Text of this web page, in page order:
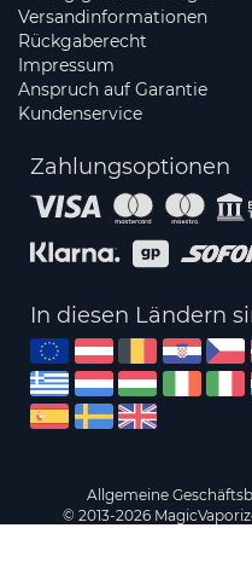
Versandinformationen
Rückgaberecht
Impressum
Anspruch auf Garantie
Kundenservice
Zahlungsoptionen
In diesen Ländern
Allgemeine
© 2013-2026